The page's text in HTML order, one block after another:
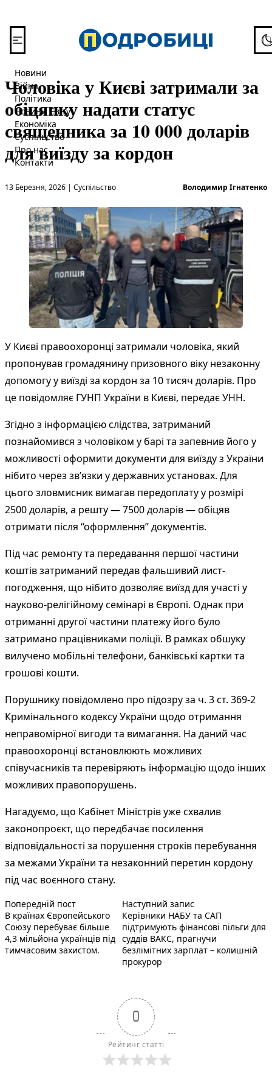
Новини
Війна
Політика
Новини Світу
Економіка
Суспільство
Про нас
Контакти
Чоловіка у Києві затримали за
обіцянку надати статус
священника за 10 000 доларів
для виїзду за кордон
13 Березня, 2026 |
Опубліковано вСуспільство Володимир Ігнатенко
У Києві правоохоронці затримали чоловіка, який
пропонував громадянину призовного віку незаконну
допомогу у виїзді за кордон за 10 тисяч доларів. Про
це повідомляє ГУНП України в Києві, передає УНН.
Згідно з інформацією слідства, затриманий
познайомився з чоловіком у барі та запевнив його у
можливості оформити документи для виїзду з України
нібито через зв’язки у державних установах. Для
цього зловмисник вимагав передоплату у розмірі
2500 доларів, а решту — 7500 доларів — обіцяв
отримати після “оформлення” документів.
Під час ремонту та передавання першої частини
коштів затриманий передав фальшивий лист-
погодження, що нібито дозволяє виїзд для участі у
науково-релігійному семінарі в Європі. Однак при
отриманні другої частини платежу його було
затримано працівниками поліції. В рамках обшуку
вилучено мобільні телефони, банківські картки та
грошові кошти.
Порушнику повідомлено про підозру за ч. 3 ст. 369-2
Кримінального кодексу України щодо отримання
неправомірної вигоди та вимагання. На даний час
правоохоронці встановлюють можливих
співучасників та перевіряють інформацію щодо інших
можливих правопорушень.
Нагадуємо, що Кабінет Міністрів уже схвалив
законопроєкт, що передбачає посилення
відповідальності за порушення строків перебування
за межами України та незаконний перетин кордону
під час воєнного стану.
Навігація
записів
Попередній постПопередній запис:
В країнах Європейського
Союзу перебуває більше
4,3 мільйона українців під
тимчасовим захистом.
Наступний записНаступний пост :
Керівники НАБУ та САП
підтримують фінансові пільги для
суддів ВАКС, прагнучи
безлімітних зарплат – колишній
прокурор
0
Рейтинг статті